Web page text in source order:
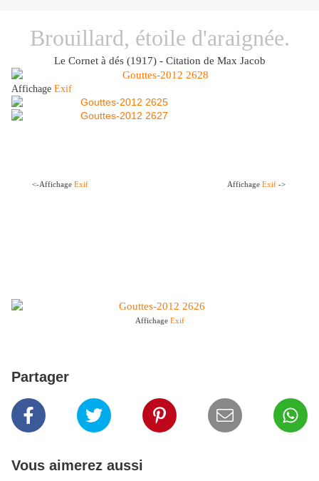
Brouillard, étoile d'araignée.
Le Cornet à dés (1917) - Citation de Max Jacob
Affichage Exif
<-Affichage ExifAffichage Exif->
Affichage Exif
Partager
Vous aimerez aussi